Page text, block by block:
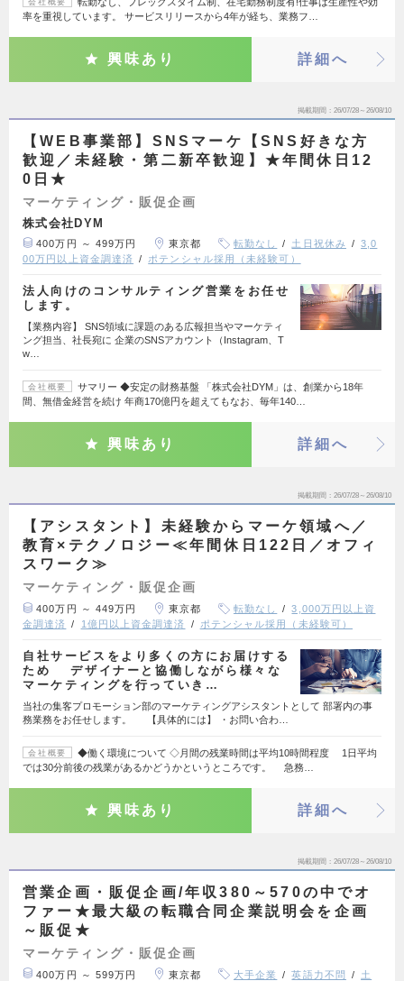
率を重視しています。 サービスリリースから4年が経ち、業務フ…
興味あり 詳細へ
掲載期間 26/07/28～26/08/10
【WEB事業部】SNSマーケ【SNS好きな方
歓迎／未経験・第二新卒歓迎】★年間休日12
0日★
マーケティング・販促企画
株式会社DYM
400万円 ～ 499万円 東京都 転勤なし 土日祝休み
3,0
00万円以上資金調達済
ポテンシャル採用（未経験可）
法人向けのコンサルティング営業をお任せ
します。
【業務内容】 SNS領域に課題のある広報担当やマーケティ
ング担当、社長宛に 企業のSNSアカウント（Instagram、T
w…
会社概要
サマリー ◆安定の財務基盤 「株式会社DYM」は、創業から18年
間、無借金経営を続け 年商170億円を超えてもなお、毎年140…
興味あり 詳細へ
掲載期間 26/07/28～26/08/10
【アシスタント】未経験からマーケ領域へ／
教育×テクノロジー≪年間休日122日／オフィ
スワーク≫
マーケティング・販促企画
400万円 ～ 449万円 東京都 転勤なし
3,000万円以上資
金調達済
1億円以上資金調達済 ポテンシャル採用（未経験可）
自社サービスをより多くの方にお届けする
ため デザイナーと協働しながら様々な
マーケティングを行っていき…
当社の集客プロモーション部のマーケティングアシスタントとして 部署内の事
務業務をお任せします。 【具体的には】 ・お問い合わ…
会社概要
◆働く環境について ◇月間の残業時間は平均10時間程度 1日平均
では30分前後の残業があるかどうかというところです。 急務…
興味あり 詳細へ
掲載期間 26/07/28～26/08/10
営業企画・販促企画/年収380～570の中でオ
ファー★最大級の転職合同企業説明会を企画
～販促★
マーケティング・販促企画
400万円 ～ 599万円 東京都 大手企業 英語力不問
土